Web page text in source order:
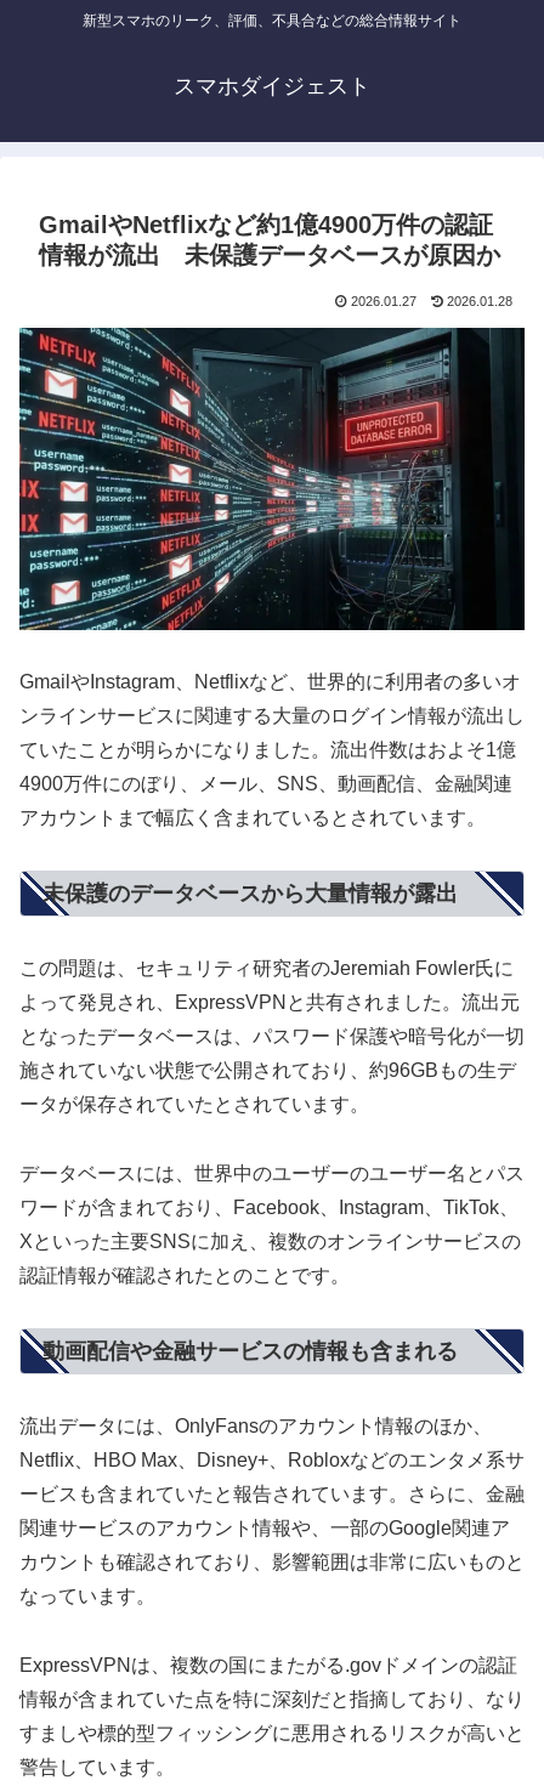
新型スマホのリーク、評価、不具合などの総合情報サイト
スマホダイジェスト
GmailやNetflixなど約1億4900万件の認証
情報が流出 未保護データベースが原因か
2026.01.27 2026.01.28
GmailやInstagram、Netflixなど、世界的に利用者の多いオ
ンラインサービスに関連する大量のログイン情報が流出し
ていたことが明らかになりました。流出件数はおよそ1億
4900万件にのぼり、メール、SNS、動画配信、金融関連
アカウントまで幅広く含まれているとされています。
未保護のデータベースから大量情報が露出
この問題は、セキュリティ研究者のJeremiah Fowler氏に
よって発見され、ExpressVPNと共有されました。流出元
となったデータベースは、パスワード保護や暗号化が一切
施されていない状態で公開されており、約96GBもの生デ
ータが保存されていたとされています。
データベースには、世界中のユーザーのユーザー名とパス
ワードが含まれており、Facebook、Instagram、TikTok、
Xといった主要SNSに加え、複数のオンラインサービスの
認証情報が確認されたとのことです。
動画配信や金融サービスの情報も含まれる
流出データには、OnlyFansのアカウント情報のほか、
Netflix、HBO Max、Disney+、Robloxなどのエンタメ系サ
ービスも含まれていたと報告されています。さらに、金融
関連サービスのアカウント情報や、一部のGoogle関連ア
カウントも確認されており、影響範囲は非常に広いものと
なっています。
ExpressVPNは、複数の国にまたがる.govドメインの認証
情報が含まれていた点を特に深刻だと指摘しており、なり
すましや標的型フィッシングに悪用されるリスクが高いと
警告しています。